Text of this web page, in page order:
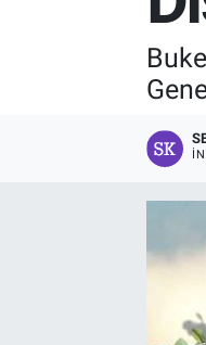
Süper Lig Puan
Tüm Manşetler
Son Dakika